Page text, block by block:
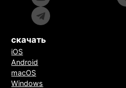
скачать
iOS
Android
macOS
Windows